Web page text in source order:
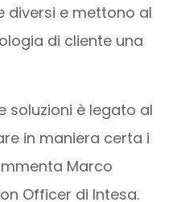
diversi e mettono al
di cliente una
soluzioni è legato al
in maniera certa i
Marco
Officer di Intesa.